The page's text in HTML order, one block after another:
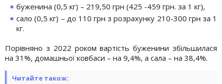
буженина (0,5 кг) – 219,50 грн (425 -459 грн. за 1 кг),
сало (0,5 кг) – до 110 грн з розрахунку 210-300 грн за 1
кг.
Порівняно з 2022 роком вартість буженини збільшилася
на 31%, домашньої ковбаси – на 9,4%, а сала – на 38,4%.
Читайте також: